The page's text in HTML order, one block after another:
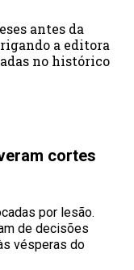
antes da
a editora
no histórico
cortes
por lesão.
de decisões
vésperas do